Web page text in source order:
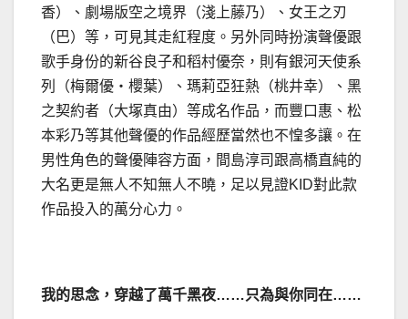
香）、劇場版空之境界（淺上藤乃）、女王之刃
（巴）等，可見其走紅程度。另外同時扮演聲優跟
歌手身份的新谷良子和稻村優奈，則有銀河天使系
列（梅爾優‧櫻葉）、瑪莉亞狂熱（桃井幸）、黑
之契約者（大塚真由）等成名作品，而豐口惠、松
本彩乃等其他聲優的作品經歷當然也不惶多讓。在
男性角色的聲優陣容方面，間島淳司跟高橋直純的
大名更是無人不知無人不曉，足以見證KID對此款
作品投入的萬分心力。
我的思念，穿越了萬千黑夜……只為與你同在……